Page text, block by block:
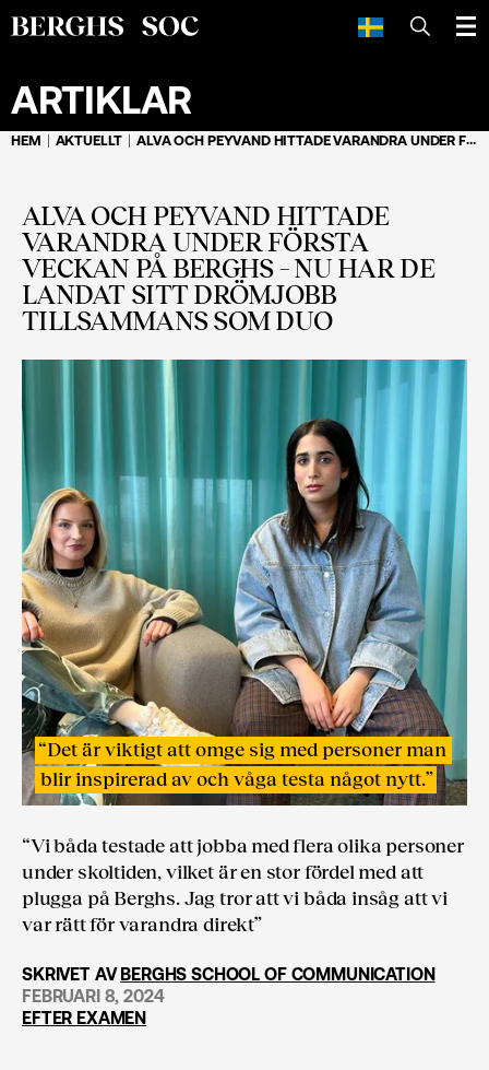
SÖK
ARTIKLAR
HEM AKTUELLT ALVA OCH PEYVAND HITTADE VARANDRA UNDER FÖRSTA VECKAN PÅ BERGHS – NU HAR DE LANDAT SITT DRÖMJOBB TILLSAMMANS SOM DUO
ALVA OCH PEYVAND HITTADE
VARANDRA UNDER FÖRSTA
VECKAN PÅ BERGHS – NU HAR DE
LANDAT SITT DRÖMJOBB
TILLSAMMANS SOM DUO
“Det är viktigt att omge sig med personer man
blir inspirerad av och våga testa något nytt.”
“Vi båda testade att jobba med flera olika personer
under skoltiden, vilket är en stor fördel med att
plugga på Berghs. Jag tror att vi båda insåg att vi
var rätt för varandra direkt”
SKRIVET AVBERGHS SCHOOL OF COMMUNICATION
FEBRUARI 8, 2024
EFTER EXAMEN